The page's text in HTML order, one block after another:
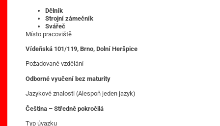
Dělník
Strojní zámečník
Svářeč
Místo pracoviště
Vídeňská 101/119, Brno, Dolní Heršpice
Požadované vzdělání
Odborné vyučení bez maturity
Jazykové znalosti (Alespoň jeden jazyk)
Čeština – Středně pokročilá
Typ úvazku